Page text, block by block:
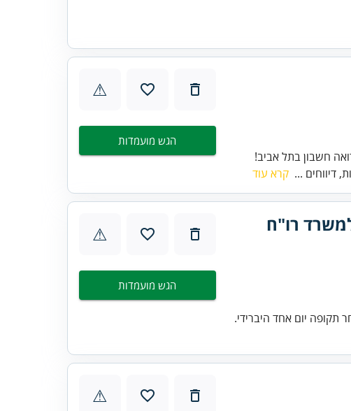
חשבון בתל אביב!
דיווחים ... קרא עוד
⚠
הגש מועמדות
רו"ח
יום אחד היברידי.
⚠
הגש מועמדות
⚠